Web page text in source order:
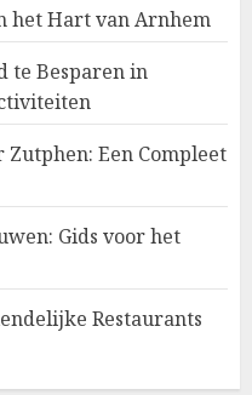
het Hart van Arnhem
te Besparen in
Een Compleet
Gids voor het
Restaurants